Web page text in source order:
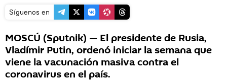
Síguenos en
MOSCÚ (Sputnik) — El presidente de Rusia,
Vladímir Putin, ordenó iniciar la semana que
viene la vacunación masiva contra el
coronavirus en el país.